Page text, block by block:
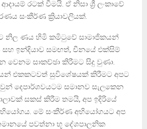
රටක් වීමයි. ඒ නිසා ශ්‍රී ලංකාවේ
සංකීර්ණ ක්‍රියාවලියක්.
නිල ණය හිමි කමිටුවේ සාමාජිකයන්
සහ ඉන්දියාව සමඟත්, චීනයේ එක්සිම්
වෙනම සාකච්ඡා කිරීමට සිදු වුණා.
එකකටවත් සුවිශේෂයක් කිරීමට අපට
දෙපාර්ශවයටම සමානව සැලකෙන
සකස් කිරීම තමයි, අප ඉදිරියේ
මේ සංකීර්ණ අභියෝගයට අප
පවත්නා භූ දේශපාලනික